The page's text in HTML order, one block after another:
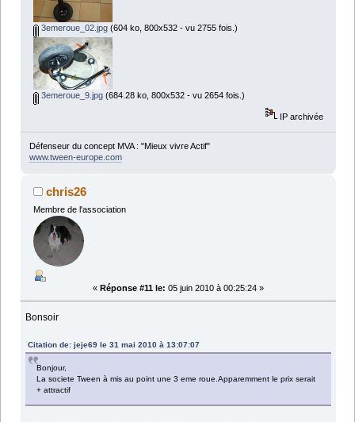
3emeroue_02.jpg(604 ko, 800x532 - vu 2755 fois.)
3emeroue_9.jpg(684.28 ko, 800x532 - vu 2654 fois.)
IP archivée
Défenseur du concept MVA : "Mieux vivre Actif"
www.tween-europe.com
chris26
Membre de l'association
« Réponse #11 le: 05 juin 2010 à 00:25:24 »
Bonsoir
Citation de: jeje69 le 31 mai 2010 à 13:07:07
Bonjour,
La societe Tween à mis au point une 3 eme roue.Apparemment le prix serait
+ attractif